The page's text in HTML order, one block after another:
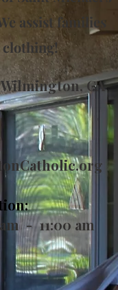
assist families
Wilmington, CA
- 11:00 am